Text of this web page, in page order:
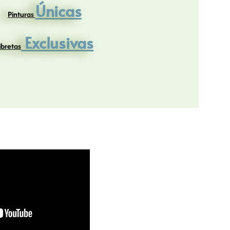
PinturasÚnicas
Exclusivas